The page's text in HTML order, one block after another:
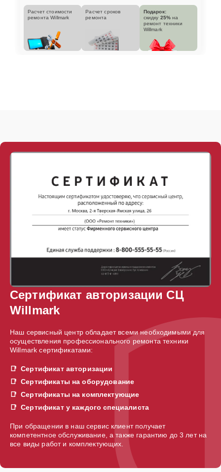
Расчет стоимости
ремонта Willmark
Расчет сроков
ремонта
Подарок:
скидку 25% на
ремонт техники
Willmark
Сертификат авторизации СЦ
Willmark
Наш сервисный центр обладает всеми необходимыми для
осуществления профессионального ремонта техники
Willmark сертификатами:
Сертификат авторизации
Сертификаты на оборудование
Сертификаты на комплектующие
Сертификат у каждого специалиста
При обращении в наш сервис клиент получает
компетентное обслуживание, а также гарантию до 3 лет на
все виды работ и комплектующих.